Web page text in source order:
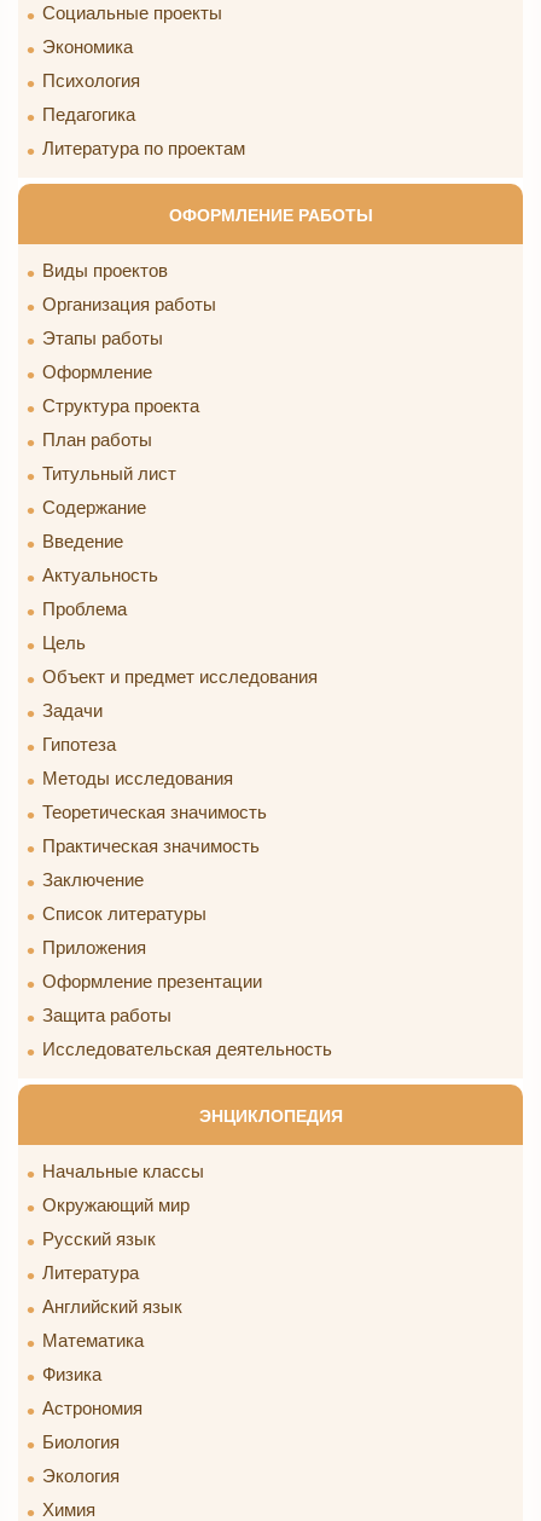
Социальные проекты
Экономика
Психология
Педагогика
Литература по проектам
ОФОРМЛЕНИЕ РАБОТЫ
Виды проектов
Организация работы
Этапы работы
Оформление
Структура проекта
План работы
Титульный лист
Содержание
Введение
Актуальность
Проблема
Цель
Объект и предмет исследования
Задачи
Гипотеза
Методы исследования
Теоретическая значимость
Практическая значимость
Заключение
Список литературы
Приложения
Оформление презентации
Защита работы
Исследовательская деятельность
ЭНЦИКЛОПЕДИЯ
Начальные классы
Окружающий мир
Русский язык
Литература
Английский язык
Математика
Физика
Астрономия
Биология
Экология
Химия